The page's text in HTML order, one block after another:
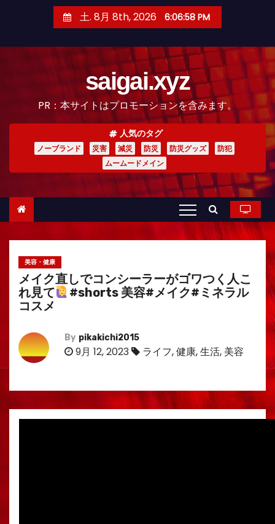
土. 8月 8th, 2026 6:06:59 PM
saigai.xyz
PR：本サイトはプロモーションを含みます。
人気のタグ
ノーブランド 災害 減災 防災 防災グッズ
防犯
ムームードメイン
美容・健康
メイク直しでコンシーラーがゴワつく人こ
れ見て
#shorts 美容#メイク#ミネラル
コスメ
By pikakichi2015
9月 12, 2023 ライフ,健康,生活, 美容